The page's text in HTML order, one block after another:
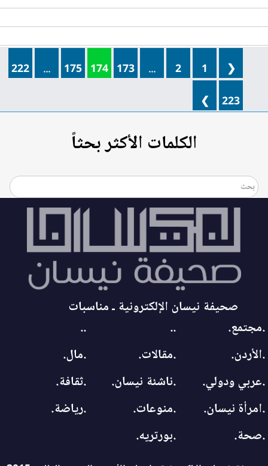
❮
1
2
...
173
174
175
...
222
223
❯
الكلمات الأكثر بحثاً
صحيفة نيسان الإلكترونية ـ مناسبات
.مجتمع.
..
..
.الأردن.
.مقالات.
.مال.
.عربي ودولي.
.ناشئة نيسان.
.ثقافة.
.امرأة نيسان.
.منوعات.
.رياضة.
.صحة.
.بورتريه.